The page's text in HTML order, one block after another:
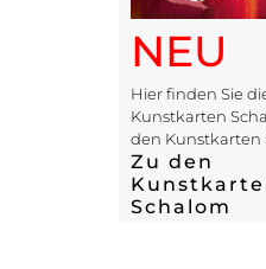
NEU
Hier finden Sie
Kunstkarten
den Kunstkarten
Zu den
Schalom